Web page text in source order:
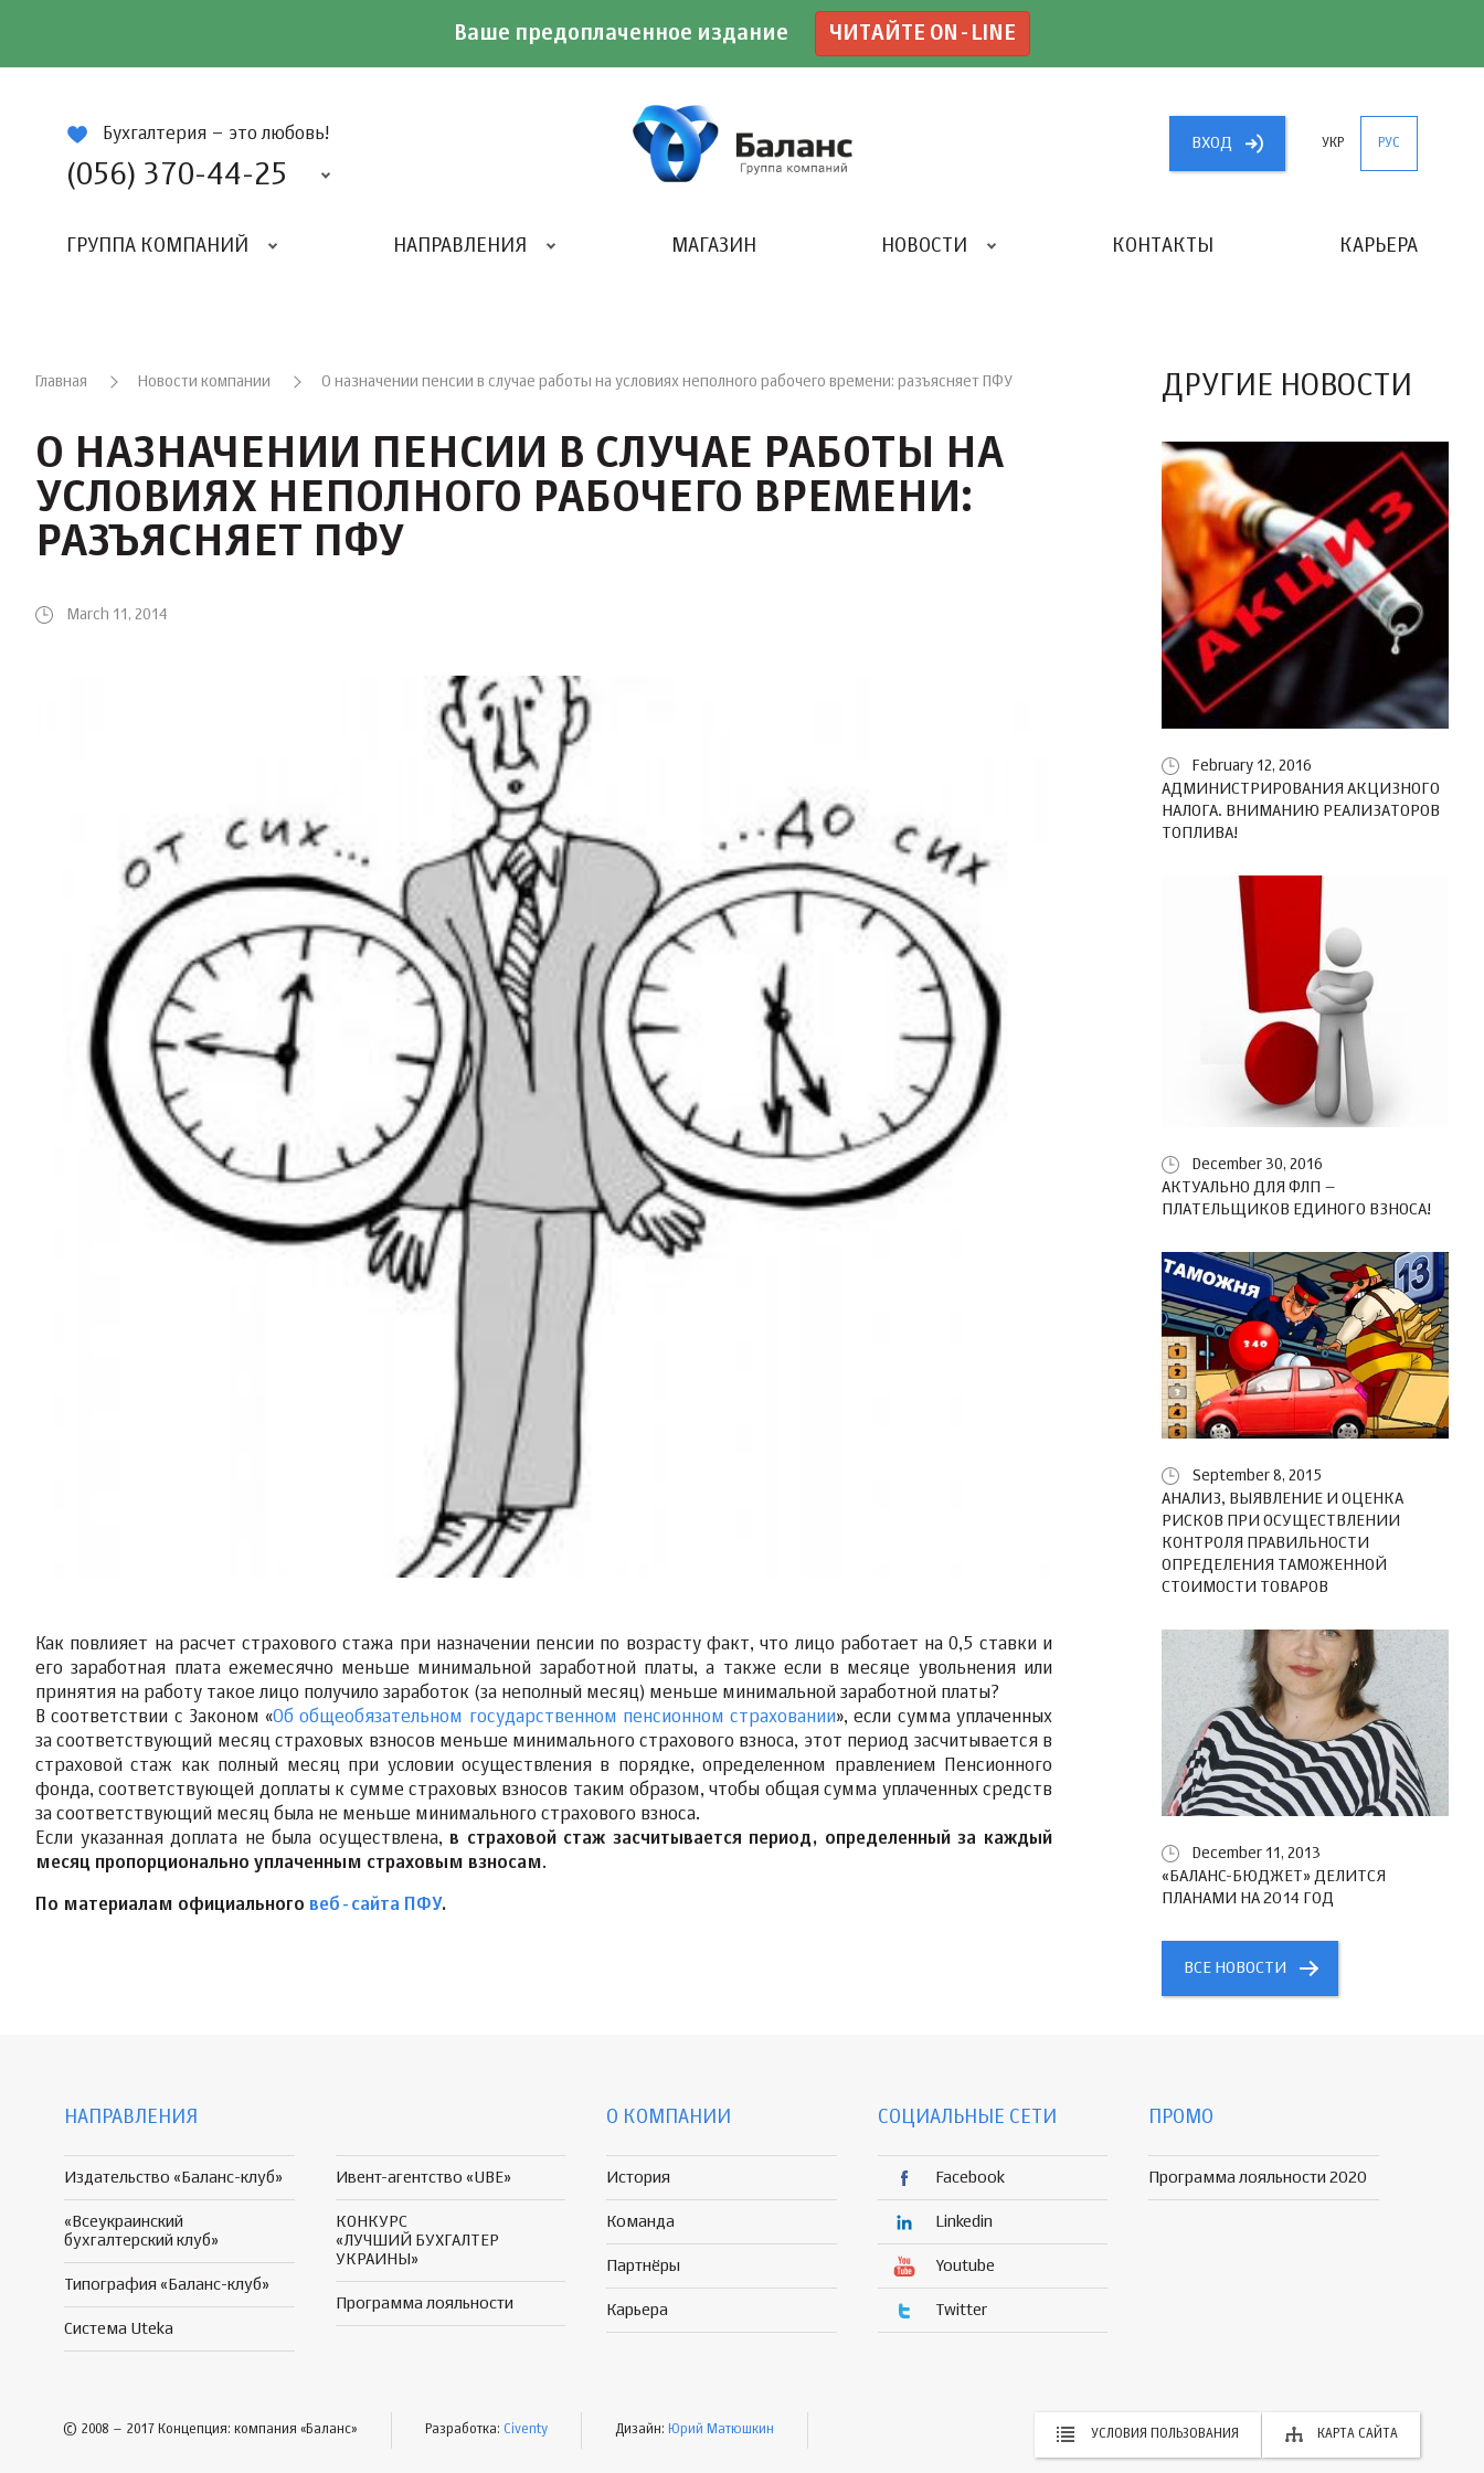
Ваше предоплаченное издание ЧИТАЙТЕ ON-LINE
Бухгалтерия – это любовь!
(056) 370-44-25
ВХОД УКР РУС
ГРУППА КОМПАНИЙ НАПРАВЛЕНИЯ МАГАЗИН НОВОСТИ КОНТАКТЫ КАРЬЕРА
Главная Новости компании О назначении пенсии в случае работы на условиях неполного рабочего времени: разъясняет ПФУ
О НАЗНАЧЕНИИ ПЕНСИИ В СЛУЧАЕ РАБОТЫ НА
УСЛОВИЯХ НЕПОЛНОГО РАБОЧЕГО ВРЕМЕНИ:
РАЗЪЯСНЯЕТ ПФУ
March 11, 2014
Как повлияет на расчет страхового стажа при назначении пенсии по возрасту факт, что лицо работает на 0,5 ставки и
его заработная плата ежемесячно меньше минимальной заработной платы, а также если в месяце увольнения или
принятия на работу такое лицо получило заработок (за неполный месяц) меньше минимальной заработной платы?
В соответствии с Законом «Об общеобязательном государственном пенсионном страховании», если сумма уплаченных
за соответствующий месяц страховых взносов меньше минимального страхового взноса, этот период засчитывается в
страховой стаж как полный месяц при условии осуществления в порядке, определенном правлением Пенсионного
фонда, соответствующей доплаты к сумме страховых взносов таким образом, чтобы общая сумма уплаченных средств
за соответствующий месяц была не меньше минимального страхового взноса.
Если указанная доплата не была осуществлена, в страховой стаж засчитывается период, определенный за каждый
месяц пропорционально уплаченным страховым взносам.
По материалам официального веб-сайта ПФУ.
ДРУГИЕ НОВОСТИ
February 12, 2016
АДМИНИСТРИРОВАНИЯ АКЦИЗНОГО
НАЛОГА. ВНИМАНИЮ РЕАЛИЗАТОРОВ
ТОПЛИВА!
December 30, 2016
АКТУАЛЬНО ДЛЯ ФЛП –
ПЛАТЕЛЬЩИКОВ ЕДИНОГО ВЗНОСА!
September 8, 2015
АНАЛИЗ, ВЫЯВЛЕНИЕ И ОЦЕНКА
РИСКОВ ПРИ ОСУЩЕСТВЛЕНИИ
КОНТРОЛЯ ПРАВИЛЬНОСТИ
ОПРЕДЕЛЕНИЯ ТАМОЖЕННОЙ
СТОИМОСТИ ТОВАРОВ
December 11, 2013
«БАЛАНС-БЮДЖЕТ» ДЕЛИТСЯ
ПЛАНАМИ НА 2014 ГОД
ВСЕ НОВОСТИ
НАПРАВЛЕНИЯ
Издательство «Баланс-клуб»
«Всеукраинский
бухгалтерский клуб»
Типография «Баланс-клуб»
Система Uteka
Ивент-агентство «UBE»
КОНКУРС
«ЛУЧШИЙ БУХГАЛТЕР
УКРАИНЫ»
Программа лояльности
О КОМПАНИИ
История
Команда
Партнёры
Карьера
СОЦИАЛЬНЫЕ СЕТИ
Facebook
Linkedin
Youtube
Twitter
ПРОМО
Программа лояльности 2020
© 2008 – 2017 Концепция: компания «Баланс» Разработка: Civenty Дизайн: Юрий Матюшкин УСЛОВИЯ ПОЛЬЗОВАНИЯ КАРТА САЙТА